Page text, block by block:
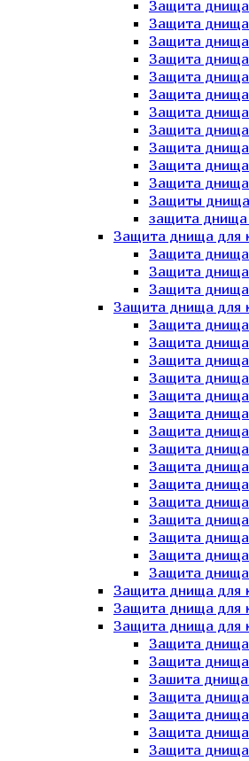
Защита днища
Защита днища
Защита днища
Защита днища
Защита днища
Защита днища
Защита днища
Защита днища
Защита днища
Защита днища
Защита днища
Защиты днища
защита днища
Защита днища для
Защита днища
Защита днища
Защита днища
Защита днища для
Защита днища
Защита
Защита днища
Защита днища
Защита днища
Защита днища
Защита днища
Защита днища
Защита днища
Защита днища
Защита днища
Защита днища
Защита днища
Защита днища
Защита днища
Защита днища для
Защита днища для
Защита днища для
Защита днища
Защита днища
Зашита днища
Защита днища
Защита днища
Защита днища
Защита днища